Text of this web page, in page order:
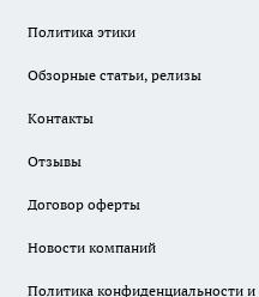
Политика этики
Обзорные статьи, релизы
Контакты
Отзывы
Договор оферты
Новости компаний
Политика конфиденциальности